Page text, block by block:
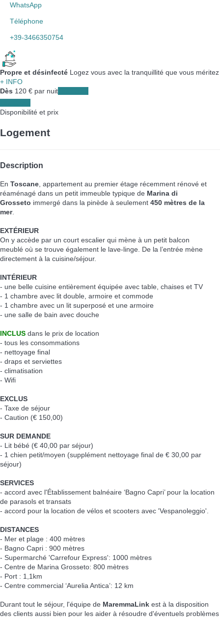
WhatsApp
Téléphone
+39-3466350754
Propre et désinfecté Logez vous avec la tranquillité que vous méritez
+ INFO
Dès 120 € par nuit
Disponibilité et prix
Logement
Description
En Toscane , appartement au premier étage récemment rénové et
réaménagé dans un petit immeuble typique de Marina di
Grosseto immergé dans la pinède à seulement 450 mètres de la
mer.
EXTÉRIEUR
On y accède par un court escalier qui mène à un petit balcon
meublé où se trouve également le lave-linge. De la l’entrée mène
directement à la cuisine/séjour.
INTÉRIEUR
- une belle cuisine entièrement équipée avec table, chaises et TV
- 1 chambre avec lit double, armoire et commode
- 1 chambre avec un lit superposé et une armoire
- une salle de bain avec douche
INCLUS dans le prix de location
- tous les consommations
- nettoyage final
- draps et serviettes
- climatisation
- Wifi
EXCLUS
- Taxe de séjour
- Caution (€ 150,00)
SUR DEMANDE
- Lit bébé (€ 40,00 par séjour)
- 1 chien petit/moyen (supplément nettoyage final de € 30,00 par
séjour)
SERVICES
- accord avec l'Établissement balnéaire ‘Bagno Capri’ pour la location
de parasols et transats
- accord pour la location de vélos et scooters avec 'Vespanoleggio'.
DISTANCES
- Mer et plage : 400 mètres
- Bagno Capri : 900 mètres
- Supermarché 'Carrefour Express': 1000 mètres
- Centre de Marina Grosseto: 800 mètres
- Port : 1,1km
- Centre commercial ‘Aurelia Antica’: 12 km
Durant tout le séjour, l'équipe de MaremmaLink est à la disposition
des clients aussi bien pour les aider à résoudre d'éventuels problèmes